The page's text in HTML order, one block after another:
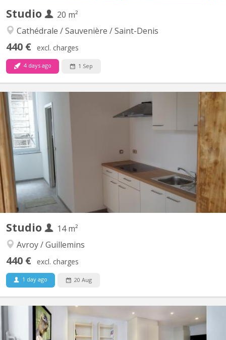
Studio
20 m²
Cathédrale / Sauvenière / Saint-Denis
440 € excl. charges
4 days ago 1 Sep
KL 12218
Charmant Studio situé proche de toutes les commodités (tous
les bus, commerces, écoles, lavoir, banques, poste, au centre-
ville toutes activités sociales et culturelles à pieds, etc) juste aux
pieds de la Passerelle, Place du XX Août. Situation TOP!
Kitchenette privée, douche/lavabo/wc privé et...
Studio
14 m²
Avroy / Guillemins
440 € excl. charges
1 day ago 20 Aug
KL 14395
Looking for comfortable student accommodation in Liège 🏠?